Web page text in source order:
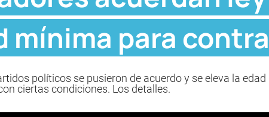
mínima para
políticos se pusieron de acuerdo y se eleva la
ciertas condiciones. Los detalles.